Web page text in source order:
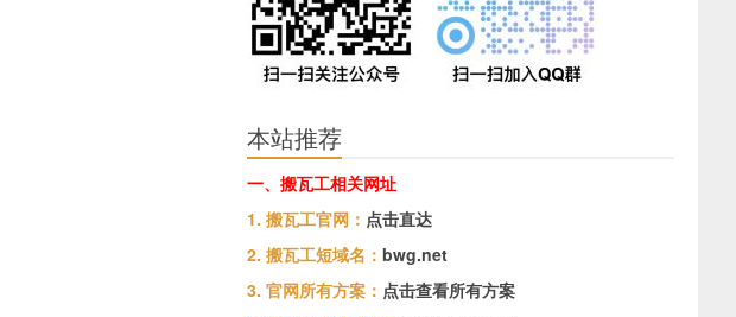
本站推荐
一、搬瓦工相关网址
1. 搬瓦工官网： 点击直达
2. 搬瓦工短域名： bwg.net
3. 官网所有方案： 点击查看所有方案